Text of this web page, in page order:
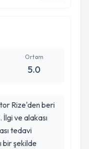
dolayı sağ
ve aileme
çok iyi
bazı
hastaları
yolunu açık
Ortam
5.0
ve alakası
tedavi